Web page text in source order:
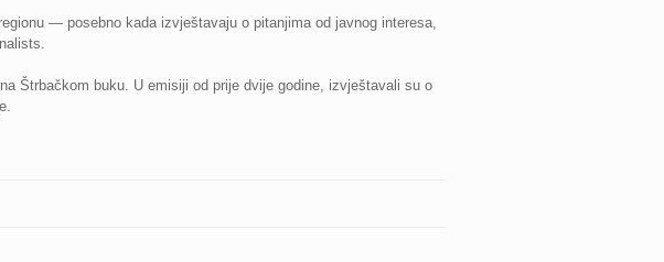
— posebno kada izvještavaju o pitanjima od javnog interesa,
Štrbačkom buku. U emisiji od prije dvije godine, izvještavali su o